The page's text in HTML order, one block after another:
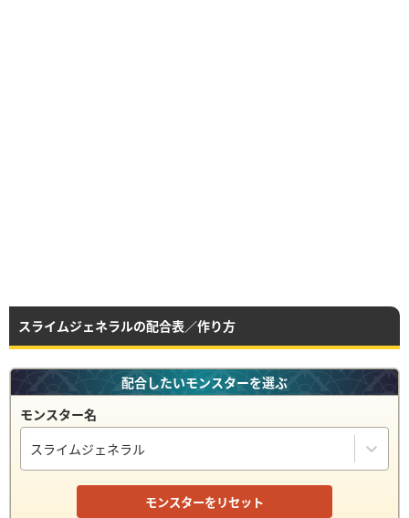
スライムジェネラルの配合表／作り方
配合したいモンスターを選ぶ
モンスター名
スライムジェネラル
モンスターをリセット